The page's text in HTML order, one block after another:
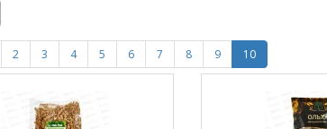
2 3 4 5 6 7 8 9 10